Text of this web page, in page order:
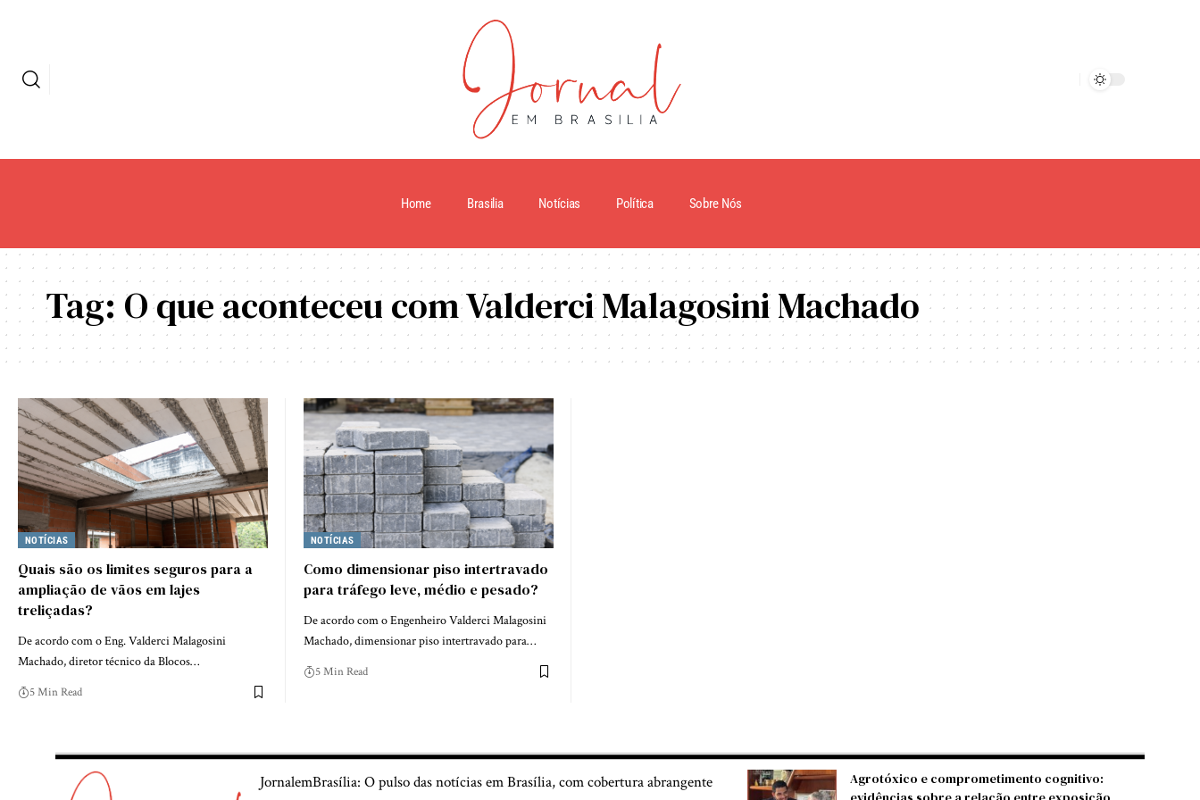
Home Brasilia Notícias Política Sobre Nós
Tag: O que aconteceu com Valderci Malagosini Machado
NOTÍCIAS
Quais são os limites seguros para a
ampliação de vãos em lajes
treliçadas?
De acordo com o Eng. Valderci Malagosini
Machado, diretor técnico da Blocos…
5 Min Read
NOTÍCIAS
Como dimensionar piso intertravado
para tráfego leve, médio e pesado?
De acordo com o Engenheiro Valderci Malagosini
Machado, dimensionar piso intertravado para…
5 Min Read
JornalemBrasília: O pulso das notícias em Brasília, com cobertura abrangente
Agrotóxico e comprometimento cognitivo: